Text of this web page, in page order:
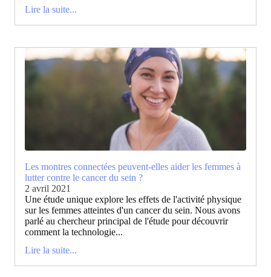
Lire la suite...
Les montres connectées peuvent-elles aider les femmes à
lutter contre le cancer du sein ?
2 avril 2021
Une étude unique explore les effets de l'activité physique
sur les femmes atteintes d'un cancer du sein. Nous avons
parlé au chercheur principal de l'étude pour découvrir
comment la technologie...
Lire la suite...